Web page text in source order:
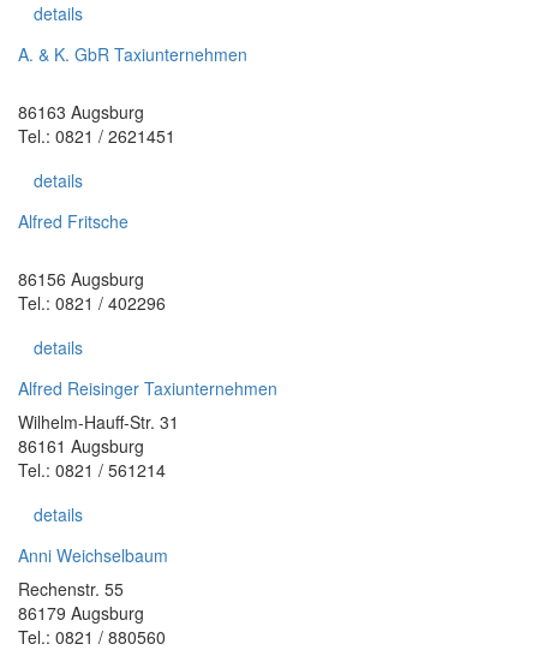
details
A. & K. GbR Taxiunternehmen
86163 Augsburg
Tel.: 0821 / 2621451
details
Alfred Fritsche
86156 Augsburg
Tel.: 0821 / 402296
details
Alfred Reisinger Taxiunternehmen
Wilhelm-Hauff-Str. 31
86161 Augsburg
Tel.: 0821 / 561214
details
Anni Weichselbaum
Rechenstr. 55
86179 Augsburg
Tel.: 0821 / 880560